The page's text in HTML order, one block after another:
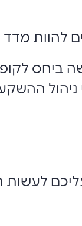
להוות מדד
ביחס
ניהול